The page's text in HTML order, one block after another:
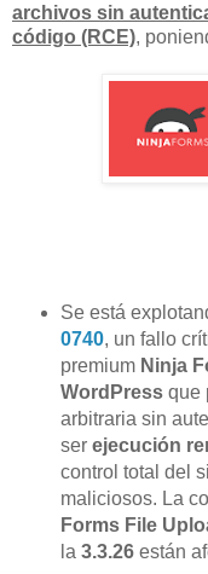
archivos sin
código (RCE),
Se está
0740, un fallo
premium Ninja
WordPressque
arbitraria sin
ser ejecución
control total del
maliciosos. La
Forms File
la 3.3.26están